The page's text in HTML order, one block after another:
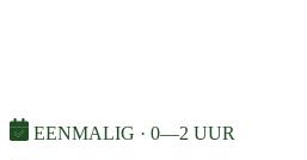
EENMALIG · 0—2 UUR